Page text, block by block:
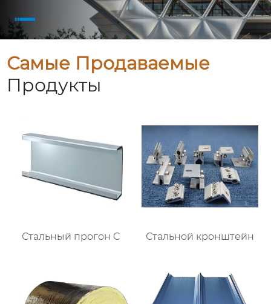
Самые Продаваемые
Продукты
Стальный прогон C Стальной кронштейн